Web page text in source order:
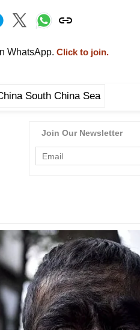
WhatsApp. Click to join.
South China Sea